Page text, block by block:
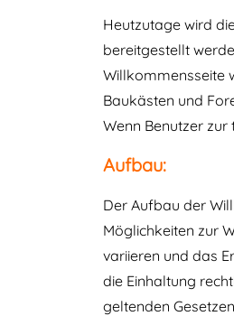
Heutzutage wird
bereitgestellt
Willkommensseite
Baukästen und
Wenn Benutzer
Aufbau:
Der Aufbau der
Möglichkeiten zur
variieren und das
die Einhaltung
geltenden